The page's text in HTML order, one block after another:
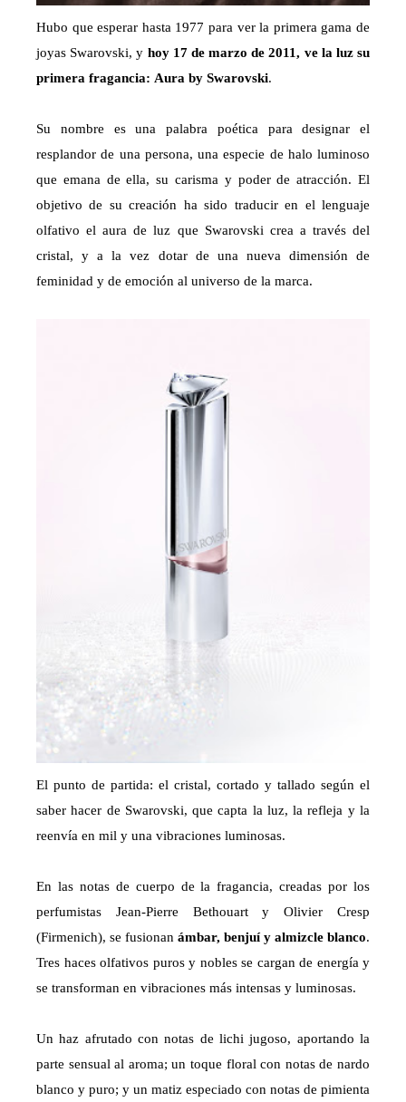
Hubo que esperar hasta 1977 para ver la primera gama de
joyas Swarovski, y hoy 17 de marzo de 2011, ve la luz su
primera fragancia: Aura by Swarovski.
Su nombre es una palabra poética para designar el
resplandor de una persona, una especie de halo luminoso
que emana de ella, su carisma y poder de atracción. El
objetivo de su creación ha sido traducir en el lenguaje
olfativo el aura de luz que Swarovski crea a través del
cristal, y a la vez dotar de una nueva dimensión de
feminidad y de emoción al universo de la marca.
El punto de partida: el cristal, cortado y tallado según el
saber hacer de Swarovski, que capta la luz, la refleja y la
reenvía en mil y una vibraciones luminosas.
En las notas de cuerpo de la fragancia, creadas por los
perfumistas Jean-Pierre Bethouart y Olivier Cresp
(Firmenich), se fusionan ámbar, benjuí y almizcle blanco.
Tres haces olfativos puros y nobles se cargan de energía y
se transforman en vibraciones más intensas y luminosas.
Un haz afrutado con notas de lichi jugoso, aportando la
parte sensual al aroma; un toque floral con notas de nardo
blanco y puro; y un matiz especiado con notas de pimienta